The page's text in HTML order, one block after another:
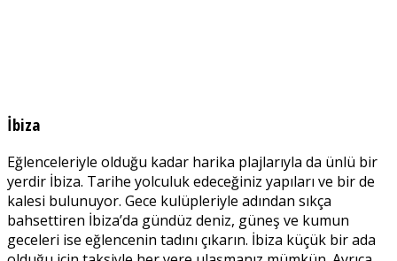
İbiza
Eğlenceleriyle olduğu kadar harika plajlarıyla da ünlü bir
yerdir İbiza. Tarihe yolculuk edeceğiniz yapıları ve bir de
kalesi bulunuyor. Gece kulüpleriyle adından sıkça
bahsettiren İbiza’da gündüz deniz, güneş ve kumun
geceleri ise eğlencenin tadını çıkarın. İbiza küçük bir ada